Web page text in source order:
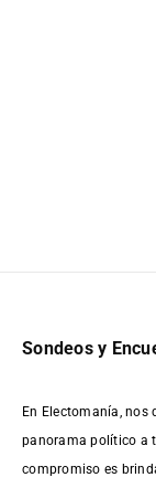
Sondeos y
En Electomanía, nos
panorama político a
compromiso es